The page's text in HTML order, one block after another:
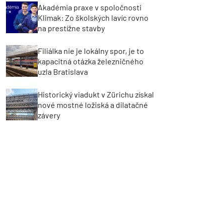
Akadémia praxe v spoločnosti
Klimak: Zo školských lavíc rovno
na prestížne stavby
Filiálka nie je lokálny spor, je to
kapacitná otázka železničného
uzla Bratislava
Historický viadukt v Zürichu získal
nové mostné ložiská a dilatačné
závery